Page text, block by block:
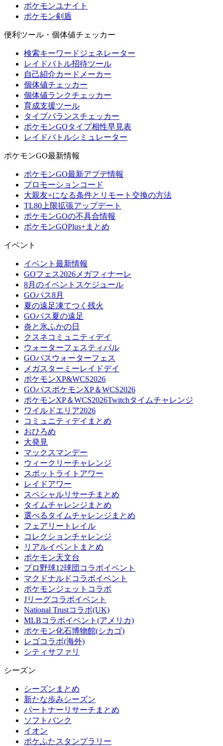
ポケモンユナイト
ポケモン剣盾
便利ツール・個体値チェッカー
検索キーワードジェネレーター
レイドバトル招待ツール
自己紹介カードメーカー
個体値チェッカー
個体値ランクチェッカー
育成支援ツール
タイプバランスチェッカー
ポケモンGOタイプ相性早見表
レイドバトルシミュレーター
ポケモンGO最新情報
ポケモンGO最新アプデ情報
プロモーションコード
大親友+になる条件とリモート交換の方法
TL80上限拡張アップデート
ポケモンGOの不具合情報
ポケモンGOPlus+まとめ
イベント
イベント最新情報
GOフェス2026メガフィナーレ
8月のイベントスケジュール
GOパス8月
夏の遠足凍てつく残火
GOパス夏の遠足
炎と氷ふかの日
クスネコミュニティデイ
ウォーターフェスティバル
GOパスウォーターフェス
メガスターミーレイドデイ
ポケモンXP&WCS2026
GOパスポケモンXP＆WCS2026
ポケモンXP＆WCS2026Twitchタイムチャレンジ
ワイルドエリア2026
コミュニティデイまとめ
おひろめ
大発見
マックスマンデー
ウィークリーチャレンジ
スポットライトアワー
レイドアワー
スペシャルリサーチまとめ
タイムチャレンジまとめ
選べるタイムチャレンジまとめ
フェアリートレイル
コレクションチャレンジ
リアルイベントまとめ
ポケモン天文台
プロ野球12球団コラボイベント
マクドナルドコラボイベント
ポケモンジェットコラボ
Jリーグコラボイベント
National Trustコラボ(UK)
MLBコラボイベント(アメリカ)
ポケモン化石博物館(シカゴ)
レゴコラボ(海外)
シティサファリ
シーズン
シーズンまとめ
新たな歩みシーズン
パートナーリサーチまとめ
ソフトバンク
イオン
ポケふたスタンプラリー